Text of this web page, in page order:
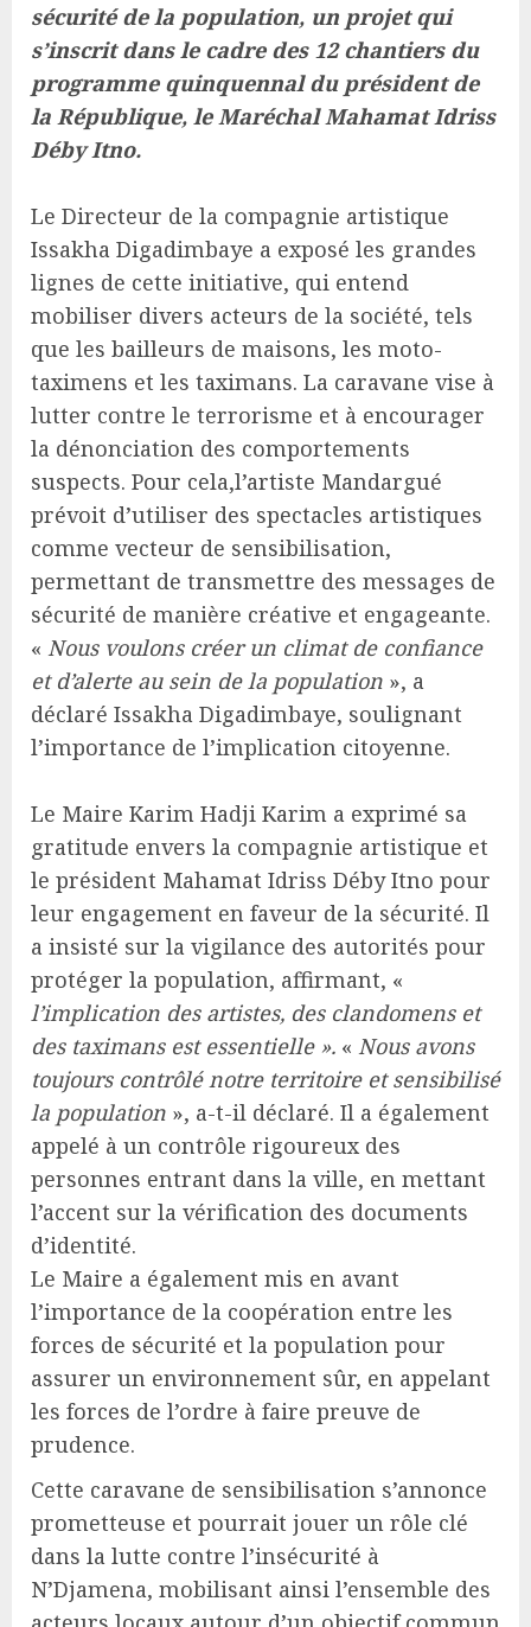
sécurité de la population, un projet qui
s’inscrit dans le cadre des 12 chantiers du
programme quinquennal du président de
la République, le Maréchal Mahamat Idriss
Déby Itno.
Le Directeur de la compagnie artistique
Issakha Digadimbaye a exposé les grandes
lignes de cette initiative, qui entend
mobiliser divers acteurs de la société, tels
que les bailleurs de maisons, les moto-
taximens et les taximans. La caravane vise à
lutter contre le terrorisme et à encourager
la dénonciation des comportements
suspects. Pour cela,l’artiste Mandargué
prévoit d’utiliser des spectacles artistiques
comme vecteur de sensibilisation,
permettant de transmettre des messages de
sécurité de manière créative et engageante.
« Nous voulons créer un climat de confiance
et d’alerte au sein de la population », a
déclaré Issakha Digadimbaye, soulignant
l’importance de l’implication citoyenne.
Le Maire Karim Hadji Karim a exprimé sa
gratitude envers la compagnie artistique et
le président Mahamat Idriss Déby Itno pour
leur engagement en faveur de la sécurité. Il
a insisté sur la vigilance des autorités pour
protéger la population, affirmant, «
l’implication des artistes, des clandomens et
des taximans est essentielle ». « Nous avons
toujours contrôlé notre territoire et sensibilisé
la population », a-t-il déclaré. Il a également
appelé à un contrôle rigoureux des
personnes entrant dans la ville, en mettant
l’accent sur la vérification des documents
d’identité.
Le Maire a également mis en avant
l’importance de la coopération entre les
forces de sécurité et la population pour
assurer un environnement sûr, en appelant
les forces de l’ordre à faire preuve de
prudence.
Cette caravane de sensibilisation s’annonce
prometteuse et pourrait jouer un rôle clé
dans la lutte contre l’insécurité à
N’Djamena, mobilisant ainsi l’ensemble des